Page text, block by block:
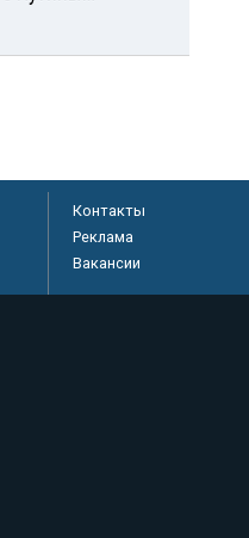
Контакты
Реклама
Вакансии